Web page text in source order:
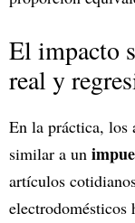
El impacto
real y
En la práctica, los
similar a un
artículos
electrodomésticos